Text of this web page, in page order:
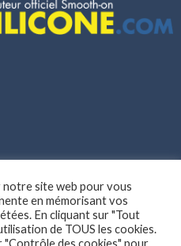
notre site web pour vous
en mémorisant vos
En cliquant sur "Tout
de TOUS les cookies.
des cookies" pour